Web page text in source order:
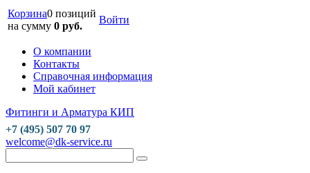
Корзина0 позиций
на сумму 0 руб.
Войти
О компании
Контакты
Справочная информация
Мой кабинет
Фитинги и Арматура КИП
+7 (495) 507 70 97
welcome@dk-service.ru